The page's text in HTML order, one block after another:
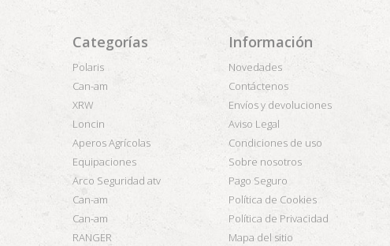
Categorías
Polaris
Can-am
XRW
Loncin
Aperos Agrícolas
Equipaciones
Arco Seguridad atv
Can-am
Can-am
RANGER
Información
Novedades
Contáctenos
Envíos y devoluciones
Aviso Legal
Condiciones de uso
Sobre nosotros
Pago Seguro
Política de Cookies
Política de Privacidad
Mapa del sitio